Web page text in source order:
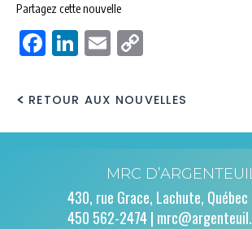
Partagez cette nouvelle
Facebook
LinkedIn
Email
RETOUR AUX NOUVELLES
MRC
430, rue Grace, Lachute, Québec
450 562-2474 |